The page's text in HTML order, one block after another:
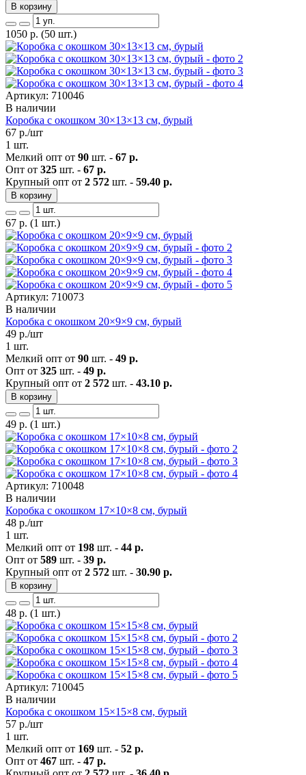
В корзину
1050 р. (50 шт.)
Артикул: 710046
В наличии
Коробка с окошком 30×13×13 см, бурый
67 р./шт
1 шт.
Мелкий опт от 90 шт. - 67 р.
Опт от 325 шт. - 67 р.
Крупный опт от 2 572 шт. - 59.40 р.
В корзину
67 р. (1 шт.)
Артикул: 710073
В наличии
Коробка с окошком 20×9×9 см, бурый
49 р./шт
1 шт.
Мелкий опт от 90 шт. - 49 р.
Опт от 325 шт. - 49 р.
Крупный опт от 2 572 шт. - 43.10 р.
В корзину
49 р. (1 шт.)
Артикул: 710048
В наличии
Коробка с окошком 17×10×8 см, бурый
48 р./шт
1 шт.
Мелкий опт от 198 шт. - 44 р.
Опт от 589 шт. - 39 р.
Крупный опт от 2 572 шт. - 30.90 р.
В корзину
48 р. (1 шт.)
Артикул: 710045
В наличии
Коробка с окошком 15×15×8 см, бурый
57 р./шт
1 шт.
Мелкий опт от 169 шт. - 52 р.
Опт от 467 шт. - 47 р.